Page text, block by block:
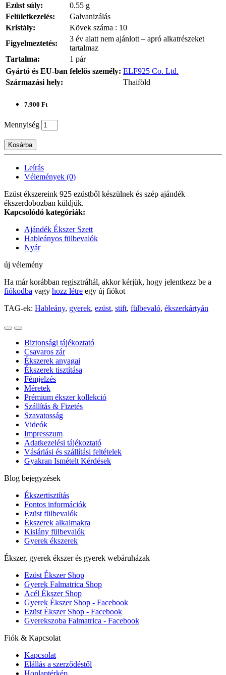
Ezüst súly:
0.55 g
Felületkezelés:
Galvanizálás
Kristály:
Kövek száma : 10
Figyelmeztetés:
3 év alatt nem ajánlott – apró alkatrészeket
tartalmaz
Tartalma:
1 pár
Gyártó és EU-ban felelős személy: ELF925 Co. Ltd.
Származási hely:
Thaiföld
7.900 Ft
Mennyiség
Kosárba
Leírás
Vélemények (0)
Ezüst ékszereink 925 ezüstből készülnek és szép ajándék
ékszerdobozban küldjük.
Kapcsolódó kategóriák:
Ajándék Ékszer Szett
Hableányos fülbevalók
Nyár
új vélemény
Ha már korábban regisztráltál, akkor kérjük, hogy jelentkezz be a
fiókodba vagy hozz létre egy új fiókot
TAG-ek: Hableány, gyerek, ezüst, stift, fülbevaló, ékszerkártyán
Biztonsági tájékoztató
Csavaros zár
Ékszerek anyagai
Ékszerek tisztítása
Fémjelzés
Méretek
Prémium ékszer kollekció
Szállítás & Fizetés
Szavatosság
Videók
Impresszum
Adatkezelési tájékoztató
Vásárlási és szállítási feltételek
Gyakran Ismételt Kérdések
Blog bejegyzések
Ékszertisztítás
Fontos információk
Ezüst fülbevalók
Ékszerek alkalmakra
Kislány fülbevalók
Gyerek ékszerek
Ékszer, gyerek ékszer és gyerek webáruházak
Ezüst Ékszer Shop
Gyerek Falmatrica Shop
Acél Ékszer Shop
Gyerek Ékszer Shop - Facebook
Ezüst Ékszer Shop - Facebook
Gyerekszoba Falmatrica - Facebook
Fiók & Kapcsolat
Kapcsolat
Elállás a szerződéstől